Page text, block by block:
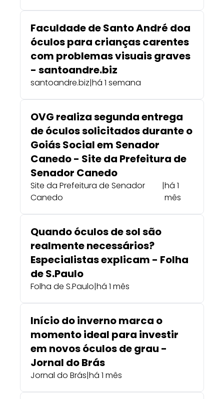
Faculdade de Santo André doa
óculos para crianças carentes
com problemas visuais graves
- santoandre.biz
santoandre.biz|há 1 semana
OVG realiza segunda entrega
de óculos solicitados durante o
Goiás Social em Senador
Canedo - Site da Prefeitura de
Senador Canedo
Site da Prefeitura de Senador
Canedo
|há 1
mês
Quando óculos de sol são
realmente necessários?
Especialistas explicam - Folha
de S.Paulo
Folha de S.Paulo|há 1 mês
Início do inverno marca o
momento ideal para investir
em novos óculos de grau -
Jornal do Brás
Jornal do Brás|há 1 mês